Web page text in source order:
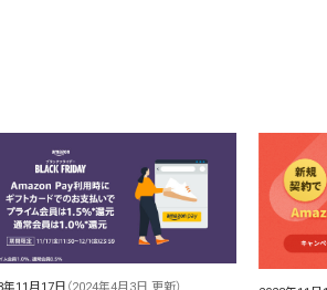
年11月17日 （2024年4月3日 更新）